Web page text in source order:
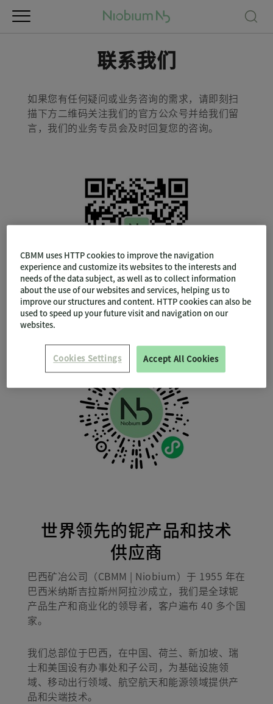
联系我们
如果您有任何疑问或业务咨询的需求，请即刻扫
描下方二维码关注我们的官方公众号并给我们留
言，我们的业务专员会及时回复您的咨询。
另外，您也可以扫描下方二维码关注铌科技+官方
小程序，随时浏览更多铌科技行业前沿资讯和行
业动态。
世界领先的铌产品和技术
供应商
巴西矿冶公司（CBMM | Niobium）于 1955 年在
巴西米纳斯吉拉斯州阿拉沙成立，我们是全球铌
产品生产和商业化的领导者，客户遍布 40 多个国
家。
我们总部位于巴西，在中国、荷兰、新加坡、瑞
士和美国设有办事处和子公司，为基础设施领
域、移动出行领域、航空航天和能源领域提供产
品和尖端技术。
CBMM uses HTTP cookies to improve the navigation
experience and customize its websites to the interests and
needs of the data subject, as well as to collect information
about the use of our websites and services, helping us to
improve our structures and content. HTTP cookies can also be
used to speed up your future visit and navigation on our
websites.
Accept All Cookies
Cookies Settings